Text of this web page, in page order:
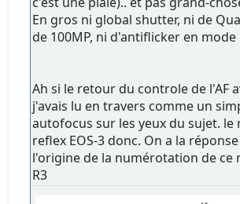
En gros ni global shutter, ni de
de 100MP, ni d'antiflicker en mode
Ah si le retour du controle de l'AF
j'avais lu en travers comme un
autofocus sur les yeux du sujet. le
reflex EOS-3 donc. On a la
l'origine de la numérotation de ce
R3